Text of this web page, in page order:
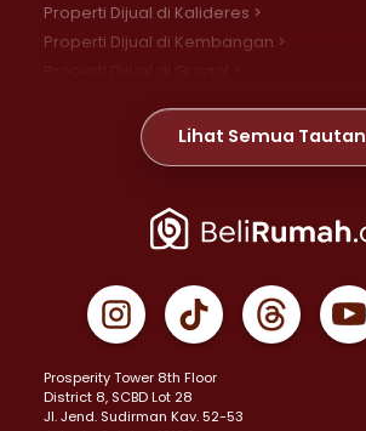
Properti Dijual di Kalideres >
Properti Dijual di Kembangan >
Properti Dijual di Meruya >
Properti Dijual di Jelambar >
Properti Dijual di Jakarta Pusat >
Properti Dijual di Gambir >
Properti Dijual di Johar Baru >
Properti Dijual di Menteng >
Properti Dijual di Senen >
Lihat Semua Tautan
Prosperity Tower 8th Floor
District 8, SCBD Lot 28
JI. Jend. Sudirman Kav. 52-53